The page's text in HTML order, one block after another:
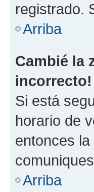
registrado.
Arriba
Cambié la
incorrecto!
Si está
horario de
entonces
Arriba